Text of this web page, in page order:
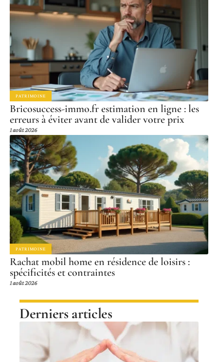
PATRIMOINE
Bricosuccess-immo.fr estimation en ligne : les
erreurs à éviter avant de valider votre prix
1 août 2026
PATRIMOINE
Rachat mobil home en résidence de loisirs :
spécificités et contraintes
1 août 2026
Derniers articles